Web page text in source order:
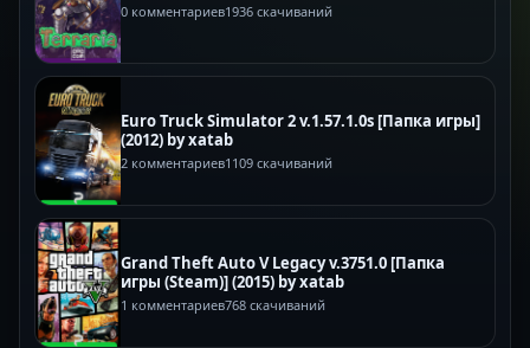
0 комментариев1936 скачиваний
Euro Truck Simulator 2 v.1.57.1.0s [Папка игры]
(2012) by xatab
2 комментариев1109 скачиваний
Grand Theft Auto V Legacy v.3751.0 [Папка
игры (Steam)] (2015) by xatab
1 комментариев768 скачиваний